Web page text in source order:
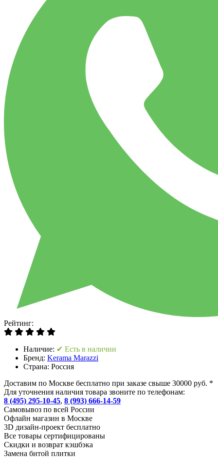
Рейтинг:
Наличие: ✔ Есть в наличии
Бренд: Kerama Marazzi
Страна: Россия
Доставим по Москве бесплатно при заказе свыше 30000 руб. *
Для уточнения наличия товара звоните по телефонам:
8 (495) 295-10-45, 8 (993) 666-14-59
Cамовывоз по всей России
Офлайн магазин в Москве
3D дизайн-проект бесплатно
Все товары сертифицированы
Скидки и возврат кэшбэка
Замена битой плитки